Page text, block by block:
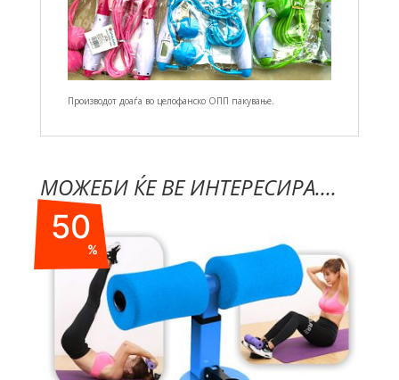
Производот доаѓа во целофанско ОПП пакување.
МОЖЕБИ ЌЕ ВЕ ИНТЕРЕСИРА....
50
%